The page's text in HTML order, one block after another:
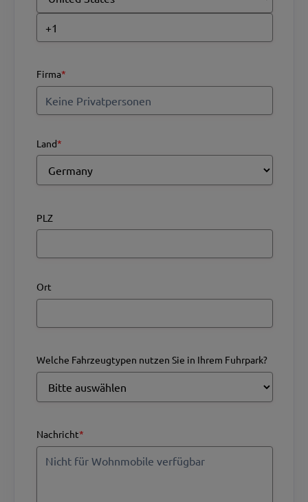
Firma*
Land*
PLZ
Ort
Welche Fahrzeugtypen nutzen Sie in Ihrem Fuhrpark?
Nachricht*